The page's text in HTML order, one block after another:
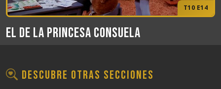
T10 E14
El de la Princesa Consuela
Descubre otras secciones